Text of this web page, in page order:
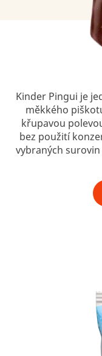
Kinder Pingui je
měkkého
křupavou
bez použití
vybraných